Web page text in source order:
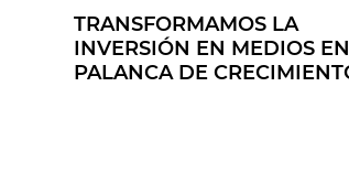
TRANSFORMAMOS LA
INVERSIÓN EN MEDIOS
PALANCA DE